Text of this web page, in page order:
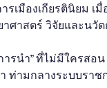
รเมืองเกียรตินิยม​
ศาสตร์​ วิจัย​และ​นวั
ารนำ” ที่ไม่มีใครสอน
ท่ามกลางระบบรา